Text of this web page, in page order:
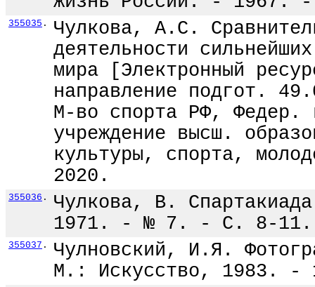
355035 .
Чулкова, А.С.
деятельности
мира [Электронный
направление подгот.
М-во спорта РФ, Федер.
учреждение высш.
культуры, спорта,
2020.
355036 .
Чулкова, В.
1971. - № 7. - С. 8-11.
355037 .
Чулновский, И.Я.
М.: Искусство, 1983.